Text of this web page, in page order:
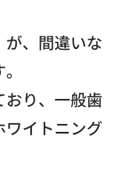
、間違いな
おり、一般歯
イトニング